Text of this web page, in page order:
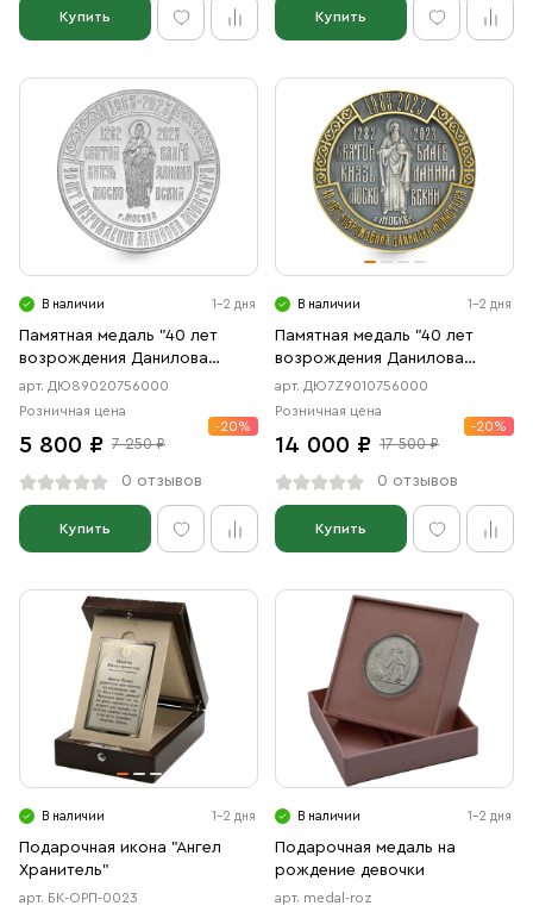
Купить Купить
В наличии 1-2 дня
Памятная медаль "40 лет
возрождения Данилова
Монастыря"
арт. ДЮ89020756000
Розничная цена
5 800 ₽ 7 250 ₽
-20%
0 отзывов
Купить
В наличии 1-2 дня
Памятная медаль "40 лет
возрождения Данилова
Монастыря" с позолотой
арт. ДЮ7Z9010756000
Розничная цена
14 000 ₽ 17 500 ₽
-20%
0 отзывов
Купить
В наличии 1-2 дня
Подарочная икона "Ангел
Хранитель"
арт. БК-ОРП-0023
В наличии 1-2 дня
Подарочная медаль на
рождение девочки
арт. medal-roz